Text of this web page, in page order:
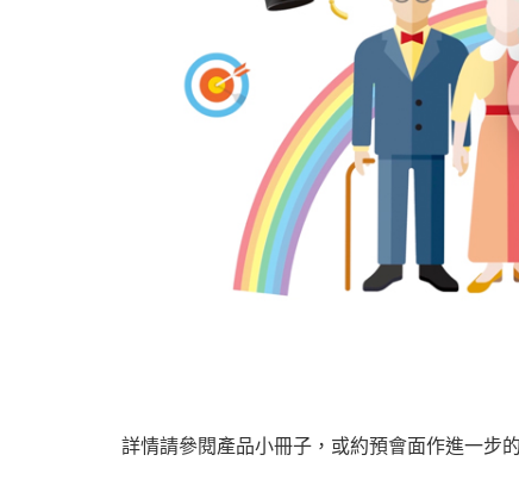
詳情請參閱產品小冊子，或約預會面作進一步